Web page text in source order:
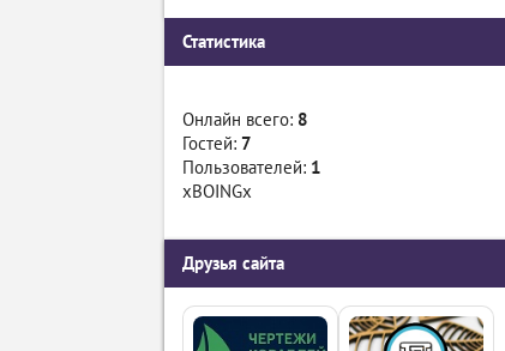
Статистика
Онлайн всего: 8
Гостей: 7
Пользователей: 1
xBOINGx
Друзья сайта